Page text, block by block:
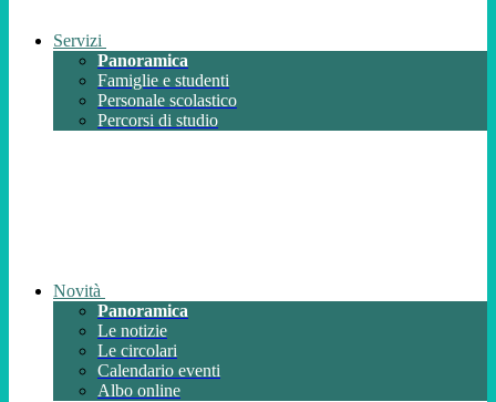
Servizi
Panoramica
Famiglie e studenti
Personale scolastico
Percorsi di studio
Novità
Panoramica
Le notizie
Le circolari
Calendario eventi
Albo online